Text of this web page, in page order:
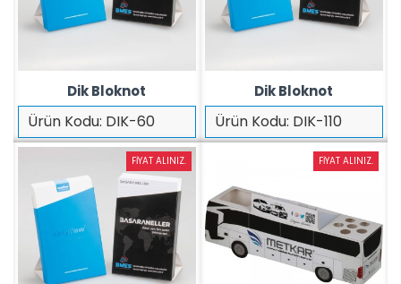
Ürün Kodu: DIK-60
Dik Bloknot
Ürün Kodu: DIK-110
Dik Bloknot
FIYAT ALINIZ. FIYAT ALINIZ.